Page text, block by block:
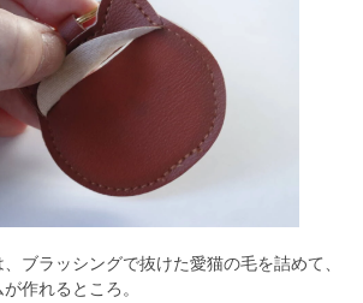
ブラッシングで抜けた愛猫の毛を詰めて、
作れるところ。